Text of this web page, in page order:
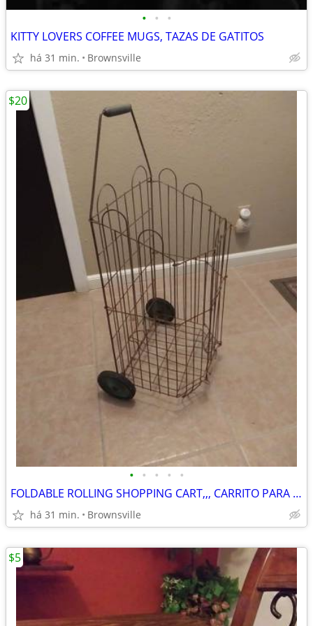
• • •
KITTY LOVERS COFFEE MUGS, TAZAS DE GATITOS
há 31 min. Brownsville
• • • • •
FOLDABLE ROLLING SHOPPING CART,,, CARRITO PARA COMPRAS CON RUEDITAS
há 31 min. Brownsville
$20
$5